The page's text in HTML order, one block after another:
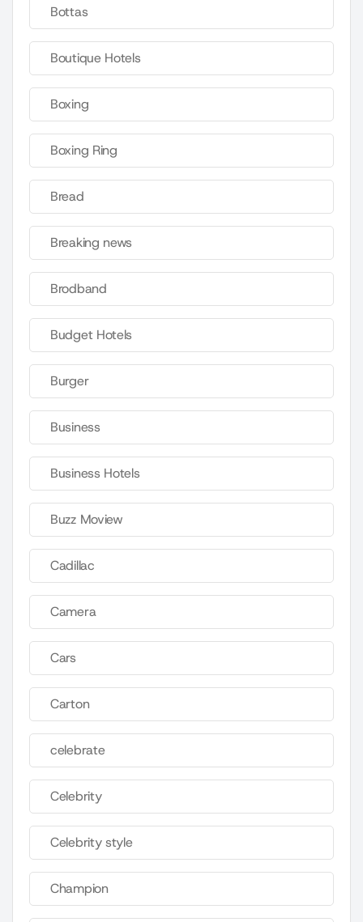
Bottas
Boutique Hotels
Boxing
Boxing Ring
Bread
Breaking news
Brodband
Budget Hotels
Burger
Business
Business Hotels
Buzz Moview
Cadillac
Camera
Cars
Carton
celebrate
Celebrity
Celebrity style
Champion